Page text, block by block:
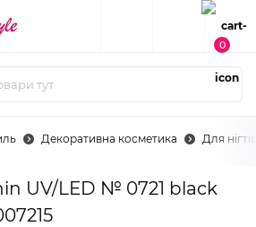
0
Декоративна косметика Для нігтів
UV/LED № 0721 black